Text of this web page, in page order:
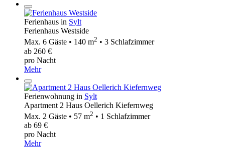
Ferienhaus in Sylt
Ferienhaus Westside
Max. 6 Gäste • 140 m2 • 3 Schlafzimmer
ab 260 €
pro Nacht
Mehr
Ferienwohnung in Sylt
Apartment 2 Haus Oellerich Kiefernweg
Max. 2 Gäste • 57 m2 • 1 Schlafzimmer
ab 69 €
pro Nacht
Mehr